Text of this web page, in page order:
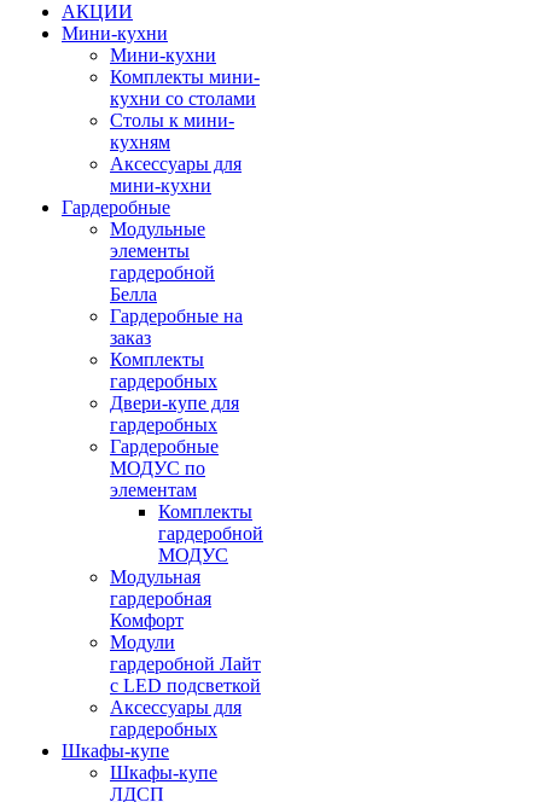
АКЦИИ
Мини-кухни
Мини-кухни
Комплекты мини-
кухни со столами
Столы к мини-
кухням
Аксессуары для
мини-кухни
Гардеробные
Модульные
элементы
гардеробной
Белла
Гардеробные на
заказ
Комплекты
гардеробных
Двери-купе для
гардеробных
Гардеробные
МОДУС по
элементам
Комплекты
гардеробной
МОДУС
Модульная
гардеробная
Комфорт
Модули
гардеробной Лайт
с LED подсветкой
Аксессуары для
гардеробных
Шкафы-купе
Шкафы-купе
ЛДСП